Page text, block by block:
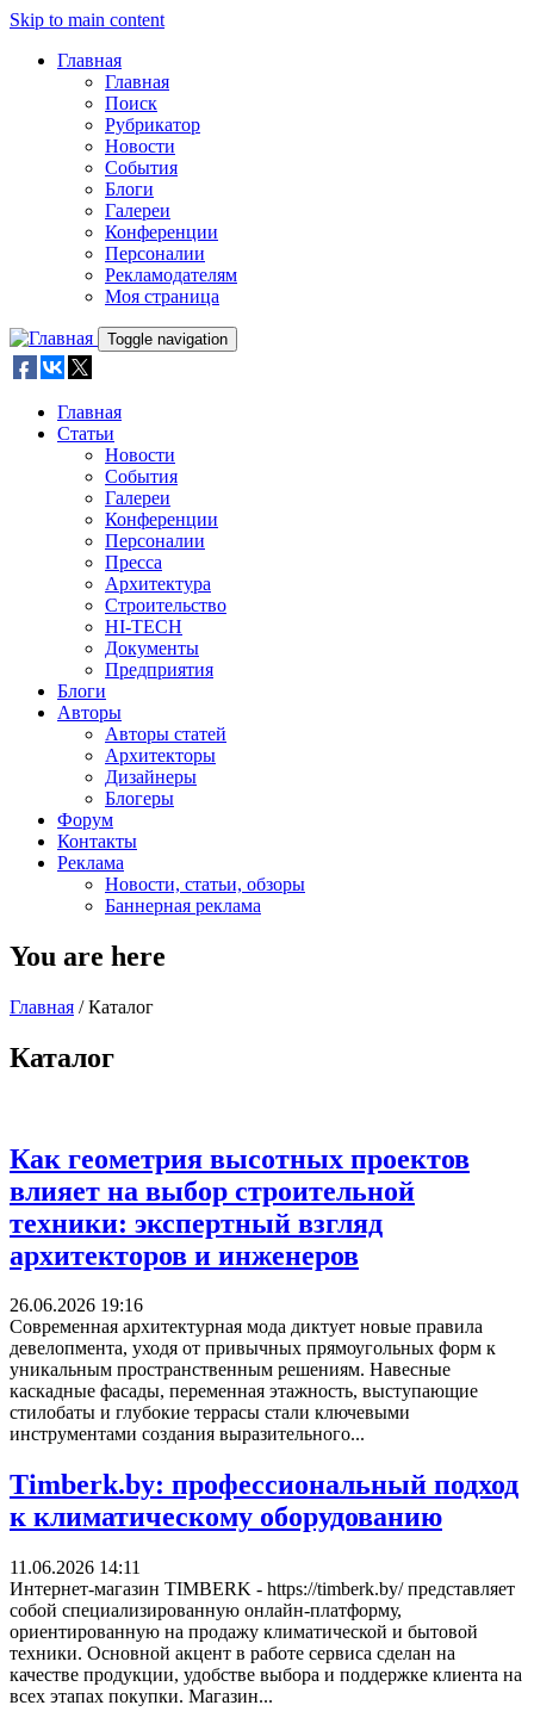
Skip to main content
Главная
Главная
Поиск
Рубрикатор
Новости
События
Блоги
Галереи
Конференции
Персоналии
Рекламодателям
Моя страница
Toggle navigation
Главная
Статьи
Новости
События
Галереи
Конференции
Персоналии
Пресса
Архитектура
Строительство
HI-TECH
Документы
Предприятия
Блоги
Авторы
Авторы статей
Архитекторы
Дизайнеры
Блогеры
Форум
Контакты
Реклама
Новости, статьи, обзоры
Баннерная реклама
You are here
Главная / Каталог
Каталог
Как геометрия высотных проектов
влияет на выбор строительной
техники: экспертный взгляд
архитекторов и инженеров
26.06.2026 19:16
Современная архитектурная мода диктует новые правила
девелопмента, уходя от привычных прямоугольных форм к
уникальным пространственным решениям. Навесные
каскадные фасады, переменная этажность, выступающие
стилобаты и глубокие террасы стали ключевыми
инструментами создания выразительного...
Timberk.by: профессиональный подход
к климатическому оборудованию
11.06.2026 14:11
Интернет-магазин TIMBERK - https://timberk.by/ представляет
собой специализированную онлайн-платформу,
ориентированную на продажу климатической и бытовой
техники. Основной акцент в работе сервиса сделан на
качестве продукции, удобстве выбора и поддержке клиента на
всех этапах покупки. Магазин...